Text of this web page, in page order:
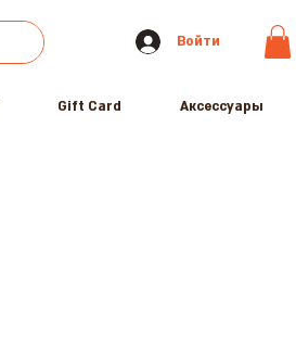
Войти
Gift Card Аксессуары